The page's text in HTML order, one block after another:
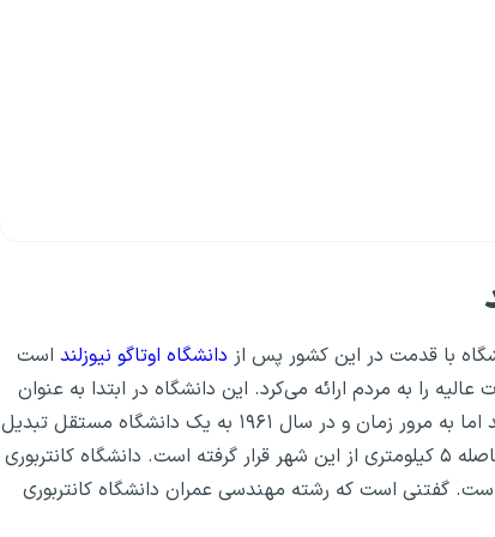
دانشگاه اوتاگو نیوزلند است
عالیه را به مردم ارائه می‌کرد. این دانشگاه در ابتدا به عنوان
کالج کانتربوری که یکی از کالج‌های دانشگاه نیوزلند بود، تاسیس شد اما به مرور زمان و در سال ۱۹۶۱ به یک دانشگاه مستقل تبدیل
شد. پردیس اصلی این دانشگاه در اطراف شهر کرایست چرچ و در فاصله ۵ کیلومتری از این شهر قرار گرفته است. دانشگاه کانتربوری
گفتنی است که رشته مهندسی عمران دانشگاه کانتربوری